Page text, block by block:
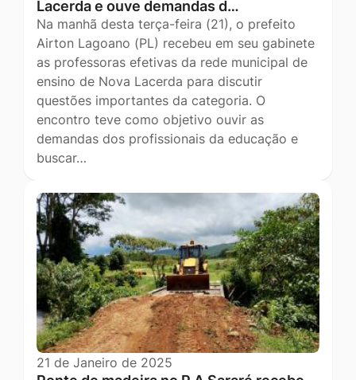
Lacerda e ouve demandas d…
Na manhã desta terça-feira (21), o prefeito
Airton Lagoano (PL) recebeu em seu gabinete
as professoras efetivas da rede municipal de
ensino de Nova Lacerda para discutir
questões importantes da categoria. O
encontro teve como objetivo ouvir as
demandas dos profissionais da educação e
buscar…
21 de Janeiro de 2025